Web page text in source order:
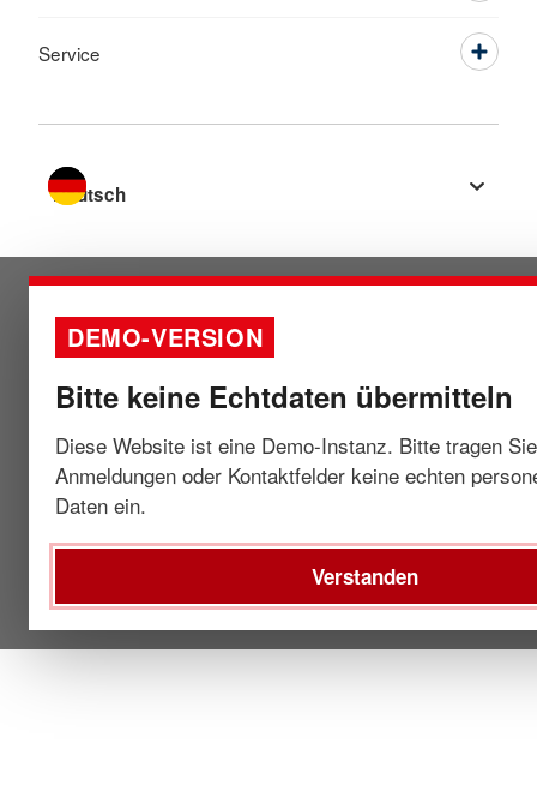
Service
Sprache wechseln zu
DEMO-VERSION
Bitte keine Echtdaten übermitteln
Diese Website ist eine Demo-Instanz. Bitte tragen
Anmeldungen oder Kontaktfelder keine echten
Daten ein.
Verstanden